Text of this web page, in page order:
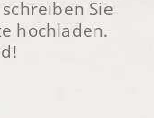
Sie
hochladen.